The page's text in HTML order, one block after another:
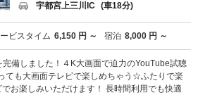
宇都宮上三川IC (車18分)
ビスタイム 6,150 円 ～ 宿泊 8,000 円 ～
備しました！４K大画面で迫力のYouTube試聴
ても大画面テレビで楽しめちゃう☆ふたりで楽
お楽しみいただけます！ 長時間利用でも快適